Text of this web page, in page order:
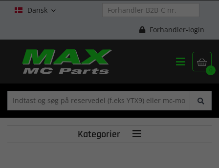
Dansk 
Forhandler-login

0

Kategorier 